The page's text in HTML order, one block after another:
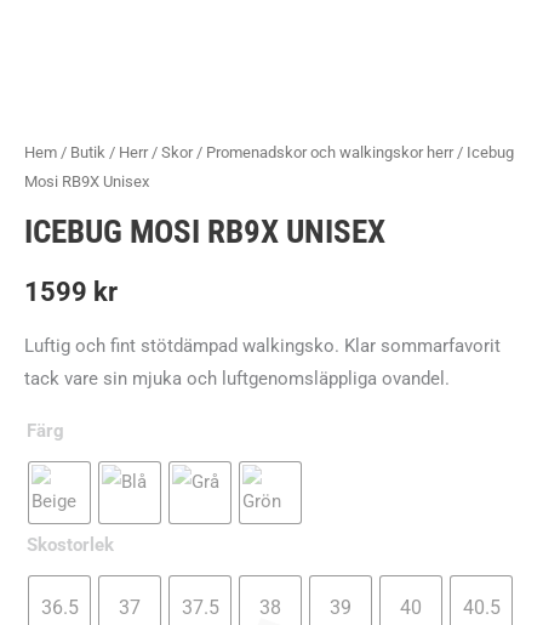
Hem / Butik / Herr/ Skor/ Promenadskor och walkingskor herr/ Icebug
Mosi RB9X Unisex
ICEBUG MOSI RB9X UNISEX
1599 kr
Luftig och fint stötdämpad walkingsko. Klar sommarfavorit
tack vare sin mjuka och luftgenomsläppliga ovandel.
Färg
Skostorlek
36.5 37 37.5 38 39 40 40.5